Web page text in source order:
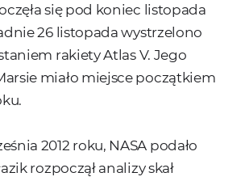
się pod koniec listopada
26 listopada wystrzelono
rakiety Atlas V. Jego
miało miejsce początkiem
2012 roku, NASA podało
rozpoczął analizy skał